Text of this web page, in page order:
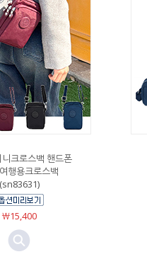
크로스백 핸드폰
행용크로스백
(sn83631)
￦15,400